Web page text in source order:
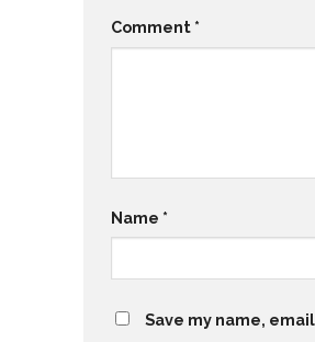
Comment *
Name *
Save my name,